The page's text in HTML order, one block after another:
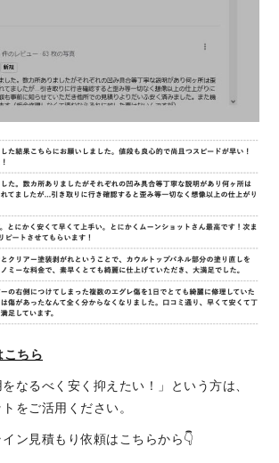
こちら
をなるべく安く抑えたい！」という方は、
をご活用ください。
ン見積もり依頼はこちらから👇